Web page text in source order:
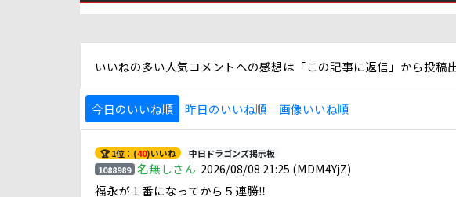
いいねの多い人気コメントへの感想は「この記事に返信」から投稿
今日のいいね順 昨日のいいね順 画像いいね順
🏆 1位：(40)いいね
中日ドラゴンズ掲示板
1088989 名無しさん 2026/08/08 21:25 (MDM4YjZ)
福永が１番になってから５連勝‼️